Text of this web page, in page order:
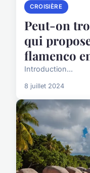
CROISIÈRE
Peut-on
qui
flamenco
Introduction...
8 juillet 2024